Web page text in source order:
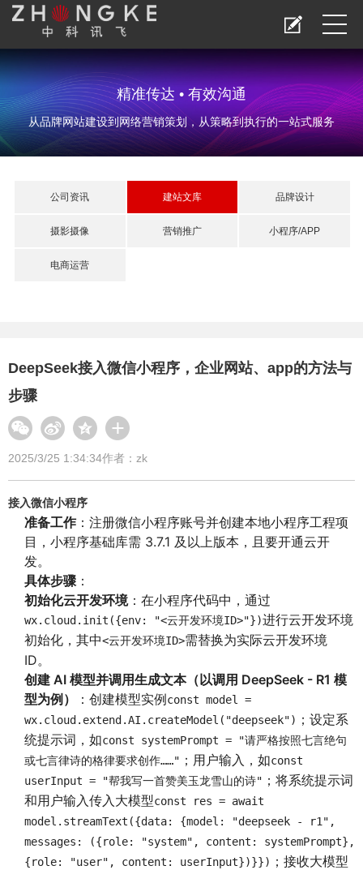
精准传达 • 有效沟通
从品牌网站建设到网络营销策划，从策略到执行的一站式服务
公司资讯 建站文库 品牌设计
摄影摄像 营销推广 小程序/APP
电商运营
DeepSeek接入微信小程序，企业网站、app的方法与
步骤
作者：zk
2025/3/25 1:34:34
接入微信小程序
准备工作：注册微信小程序账号并创建本地小程序工程项
目，小程序基础库需 3.7.1 及以上版本，且要开通云开
发。
具体步骤：
初始化云开发环境：在小程序代码中，通过
wx.cloud.init({env: "<云开发环境ID>"})进行云开发环境
初始化，其中<云开发环境ID>需替换为实际云开发环境
ID。
创建 AI 模型并调用生成文本（以调用 DeepSeek - R1 模
型为例）
：创建模型实例const model =
wx.cloud.extend.AI.createModel("deepseek") ；设定系
统提示词，如const systemPrompt = "请严格按照七言绝句
或七言律诗的格律要求创作……" ；用户输入，如const
userInput = "帮我写一首赞美玉龙雪山的诗" ；将系统提示词
和用户输入传入大模型const res = await
model.streamText({data: {model: "deepseek - r1",
messages: ({role: "system", content: systemPrompt},
{role: "user", content: userInput})}}) ；接收大模型